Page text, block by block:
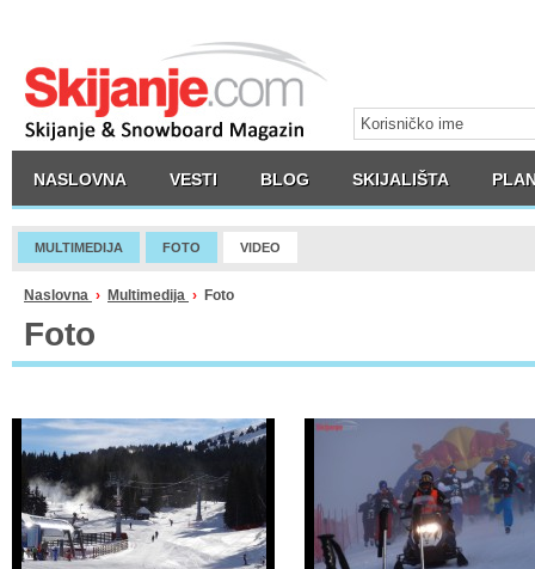
NASLOVNA VESTI BLOG SKIJALIŠTA
MULTIMEDIJA FOTO VIDEO
Naslovna › Multimedija › Foto
Foto